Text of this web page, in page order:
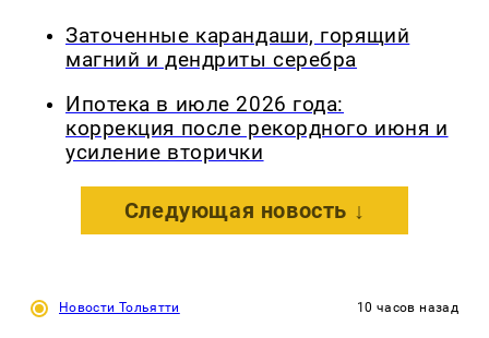
Заточенные карандаши, горящий
магний и дендриты серебра
Ипотека в июле 2026 года:
коррекция после рекордного июня и
усиление вторички
Следующая новость ↓
Новости Тольятти 10 часов назад